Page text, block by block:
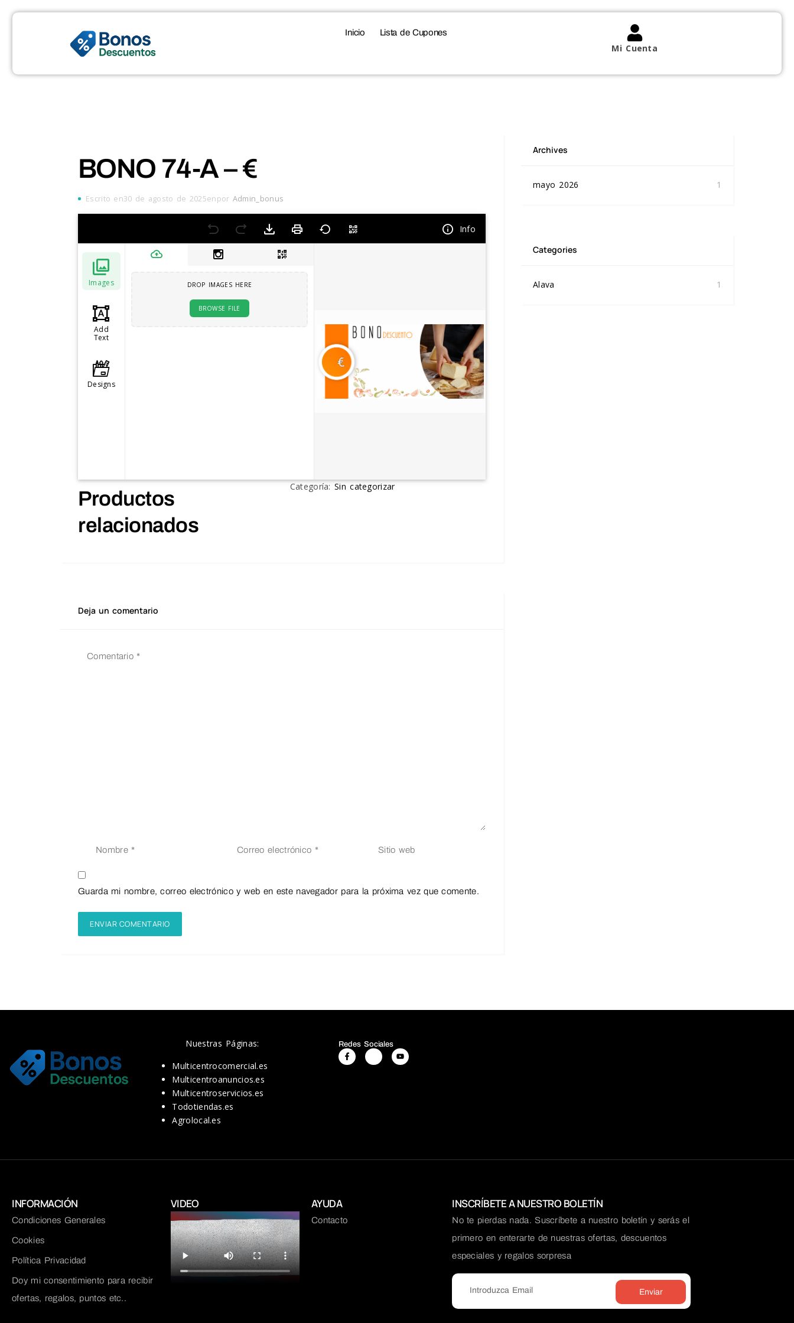
Inicio Lista de Cupones
Mi Cuenta
BONO 74-A – €
Escrito en30 de agosto de 2025enpor Admin_bonus
Info
Images
Add
Text
Designs
DROP IMAGES HERE
BROWSE FILE
Categoría:Sin categorizar
Productos
relacionados
Deja un comentario
Guarda mi nombre, correo electrónico y web en este navegador para la próxima vez que comente.
Archives
mayo 2026 1
Categories
Alava 1
Nuestras Páginas:
Multicentrocomercial.es
Multicentroanuncios.es
Multicentroservicios.es
Todotiendas.es
Agrolocal.es
Redes Sociales
INFORMACIÓN
Condiciones Generales
Cookies
Política Privacidad
Doy mi consentimiento para recibir
ofertas, regalos, puntos etc..
VIDEO AYUDA
Contacto
INSCRÍBETE A NUESTRO BOLETÍN
No te pierdas nada. Suscríbete a nuestro boletín y serás el
primero en enterarte de nuestras ofertas, descuentos
especiales y regalos sorpresa
Enviar